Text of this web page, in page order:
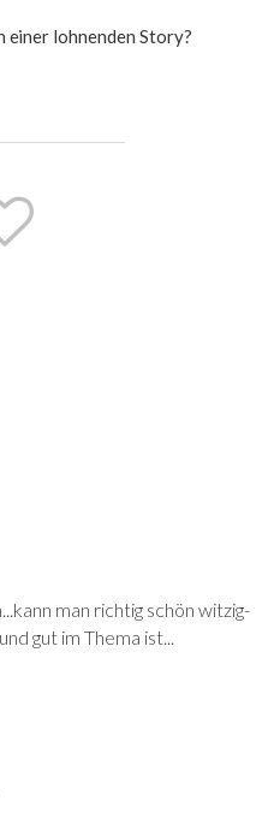
einer lohnenden Story?
man richtig schön witzig-
gut im Thema ist...